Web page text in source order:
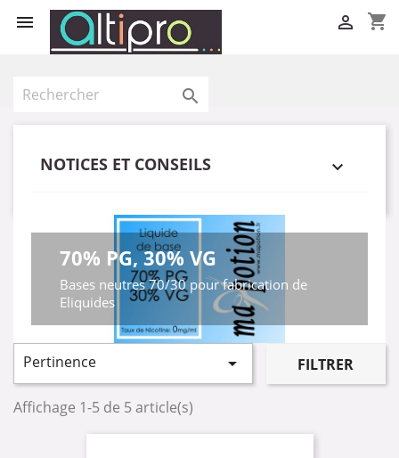
 shopping_cart


NOTICES ET CONSEILS 
70% PG, 30% VG
Bases neutres 70/30 pour fabrication de
Eliquides
Pertinence  FILTRER
Affichage 1-5 de 5 article(s)